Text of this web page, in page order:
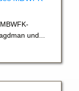
und...